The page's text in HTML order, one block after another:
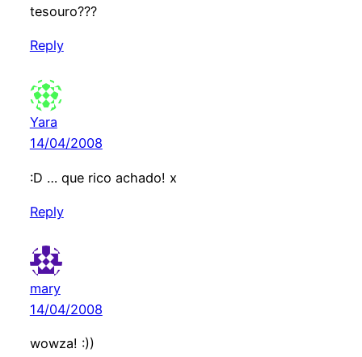
tesouro???
Reply
Yara
14/04/2008
:D … que rico achado! x
Reply
mary
14/04/2008
wowza! :))